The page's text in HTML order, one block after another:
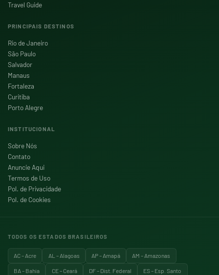
Travel Guide
PRINCIPAIS DESTINOS
Rio de Janeiro
São Paulo
Salvador
Manaus
Fortaleza
Curitiba
Porto Alegre
INSTITUCIONAL
Sobre Nós
Contato
Anuncie Aqui
Termos de Uso
Pol. de Privacidade
Pol. de Cookies
TODOS OS ESTADOS BRASILEIROS
AC – Acre AL – Alagoas AP – Amapá AM – Amazonas
BA – Bahia CE – Ceará DF – Dist. Federal ES – Esp. Santo